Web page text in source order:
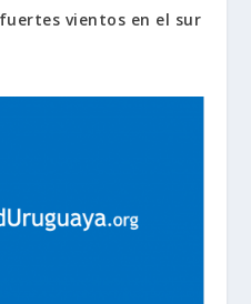
vientos en el sur